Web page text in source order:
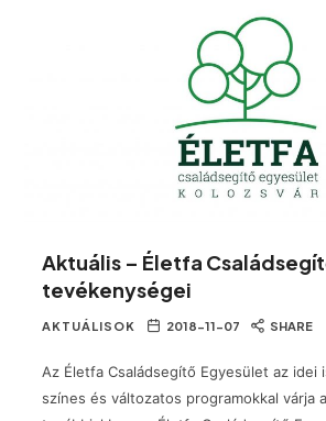
Aktuális – Életfa
tevékenységei
AKTUÁLISOK 2018-11-07 SHARE
Az Életfa Családsegítő Egyesület az idei
színes és változatos programokkal várja